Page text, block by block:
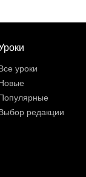
уроки
редакции